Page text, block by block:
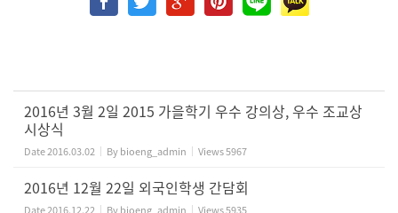
2016년 3월 2일 2015 가을학기 우수 강의상, 우수 조교상
시상식
Date2016.03.02 Bybioeng_admin Views5967
2016년 12월 22일 외국인학생 간담회
Date2016.12.22 Bybioeng_admin Views5935